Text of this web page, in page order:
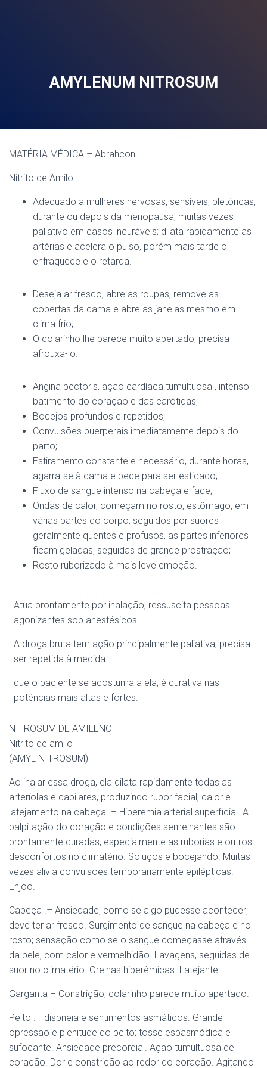
AMYLENUM NITROSUM
MATÉRIA MÉDICA – Abrahcon
Nitrito de Amilo
Adequado a mulheres nervosas, sensíveis, pletóricas,
durante ou depois da menopausa; muitas vezes
paliativo em casos incuráveis; dilata rapidamente as
artérias e acelera o pulso, porém mais tarde o
enfraquece e o retarda.
Deseja ar fresco, abre as roupas, remove as
cobertas da cama e abre as janelas mesmo em
clima frio;
O colarinho lhe parece muito apertado, precisa
afrouxa-lo.
Angina pectoris, ação cardíaca tumultuosa , intenso
batimento do coração e das carótidas;
Bocejos profundos e repetidos;
Convulsões puerperais imediatamente depois do
parto;
Estiramento constante e necessário, durante horas,
agarra-se à cama e pede para ser esticado;
Fluxo de sangue intenso na cabeça e face;
Ondas de calor, começam no rosto, estômago, em
várias partes do corpo, seguidos por suores
geralmente quentes e profusos, as partes inferiores
ficam geladas, seguidas de grande prostração;
Rosto ruborizado à mais leve emoção.
Atua prontamente por inalação; ressuscita pessoas
agonizantes sob anestésicos.
A droga bruta tem ação principalmente paliativa; precisa
ser repetida à medida
que o paciente se acostuma a ela; é curativa nas
potências mais altas e fortes.
NITROSUM DE AMILENO
Nitrito de amilo
(AMYL NITROSUM)
Ao inalar essa droga, ela dilata rapidamente todas as
arteríolas e capilares, produzindo rubor facial, calor e
latejamento na cabeça. – Hiperemia arterial superficial. A
palpitação do coração e condições semelhantes são
prontamente curadas, especialmente as ruborias e outros
desconfortos no climatério. Soluços e bocejando. Muitas
vezes alivia convulsões temporariamente epilépticas.
Enjoo.
Cabeça .– Ansiedade, como se algo pudesse acontecer;
deve ter ar fresco. Surgimento de sangue na cabeça e no
rosto; sensação como se o sangue começasse através
da pele, com calor e vermelhidão. Lavagens, seguidas de
suor no climatério. Orelhas hiperêmicas. Latejante.
Garganta – Constrição; colarinho parece muito apertado.
Peito .– dispneia e sentimentos asmáticos. Grande
opressão e plenitude do peito; tosse espasmódica e
sufocante. Ansiedade precordial. Ação tumultuosa de
coração. Dor e constrição ao redor do coração. Agitando